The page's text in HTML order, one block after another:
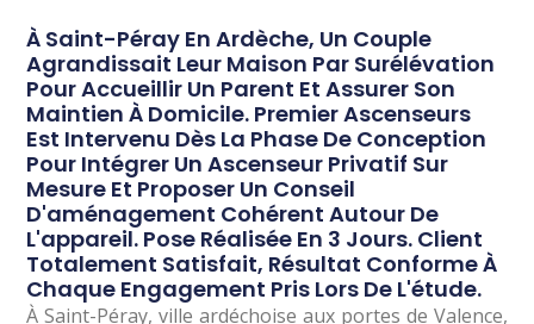
À Saint-Péray En Ardèche, Un Couple
Agrandissait Leur Maison Par Surélévation
Pour Accueillir Un Parent Et Assurer Son
Maintien À Domicile. Premier Ascenseurs
Est Intervenu Dès La Phase De Conception
Pour Intégrer Un Ascenseur Privatif Sur
Mesure Et Proposer Un Conseil
D'aménagement Cohérent Autour De
L'appareil. Pose Réalisée En 3 Jours. Client
Totalement Satisfait, Résultat Conforme À
Chaque Engagement Pris Lors De L'étude.
À Saint-Péray, ville ardéchoise aux portes de Valence,